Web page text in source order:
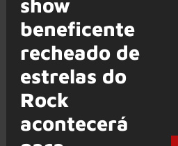
show
beneficente
recheado de
estrelas do
Rock
acontecerá